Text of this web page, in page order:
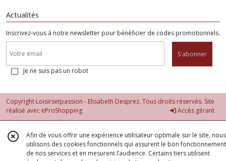
Actualités
Inscrivez-vous à notre newsletter pour bénéficier de codes promotionnels.
S'abonner
Je ne suis pas un robot
Copyright Loisirsetpassion - Elisabeth Desprez. Tous droits réservés. Site
réalisé avec eProShopping Accès gérant
Afin de vous offrir une expérience utilisateur optimale sur le site, nous
utilisons des cookies fonctionnels qui assurent le bon fonctionnement
de nos services et en mesurent l’audience. Certains tiers utilisent